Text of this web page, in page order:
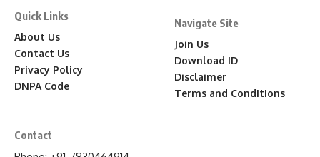
Quick Links
About Us
Contact Us
Privacy Policy
DNPA Code
Navigate Site
Join Us
Download ID
Disclaimer
Terms and Conditions
Contact